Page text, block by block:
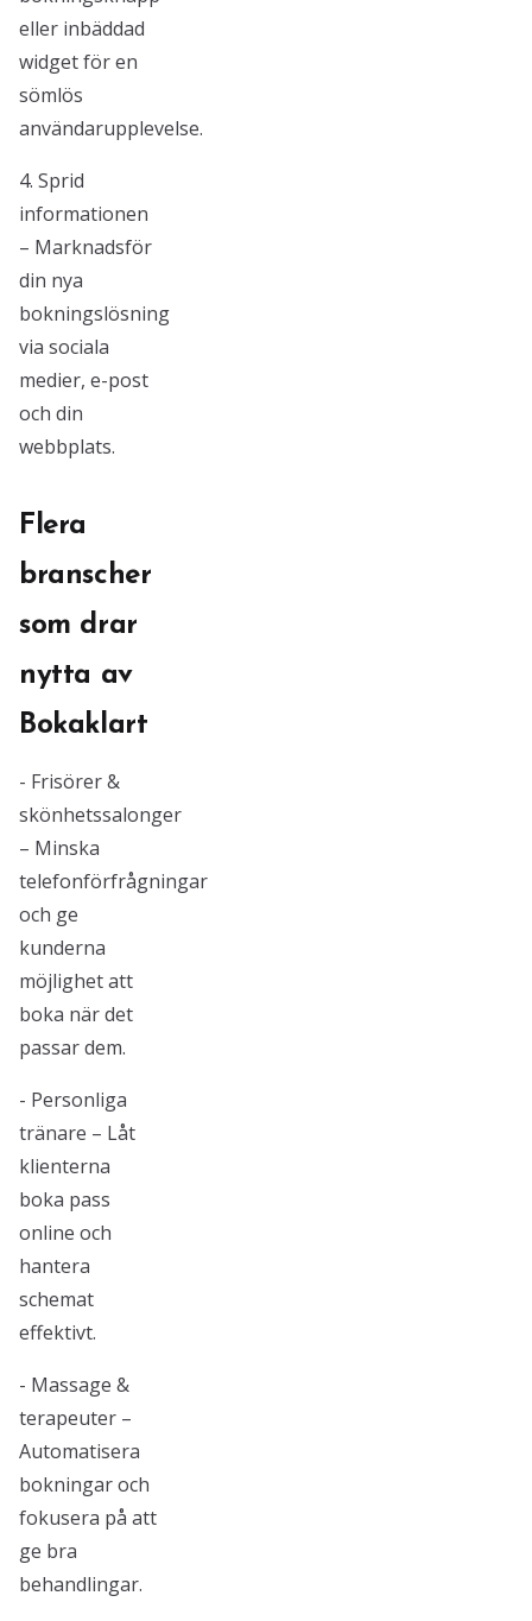
eller inbäddad
widget för en
sömlös
användarupplevelse.
4. Sprid
informationen
– Marknadsför
din nya
bokningslösning
via sociala
medier, e-post
och din
webbplats.
Flera
branscher
som drar
nytta av
Bokaklart
- Frisörer &
skönhetssalonger
– Minska
telefonförfrågningar
och ge
kunderna
möjlighet att
boka när det
passar dem.
- Personliga
tränare – Låt
klienterna
boka pass
online och
hantera
schemat
effektivt.
- Massage &
terapeuter –
Automatisera
bokningar och
fokusera på att
ge bra
behandlingar.